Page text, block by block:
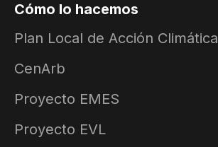
Cómo lo hacemos
Plan Local de Acción Climática
CenArb
Proyecto EMES
Proyecto EVL